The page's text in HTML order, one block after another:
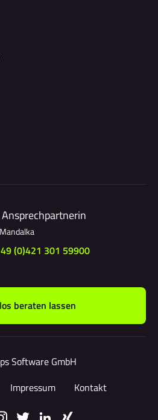
(0)421 301 59900
beraten lassen
Software GmbH
Impressum Kontakt